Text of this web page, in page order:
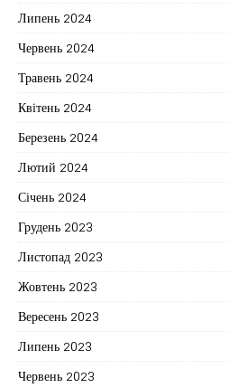
Липень 2024
Червень 2024
Травень 2024
Квітень 2024
Березень 2024
Лютий 2024
Січень 2024
Грудень 2023
Листопад 2023
Жовтень 2023
Вересень 2023
Липень 2023
Червень 2023